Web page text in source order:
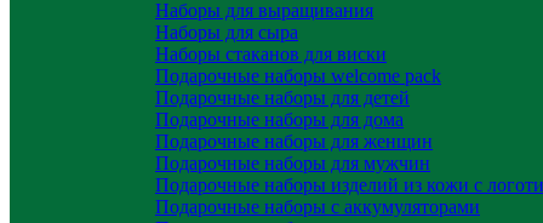
Наборы для выращивания
Наборы для сыра
Наборы стаканов для виски
Подарочные наборы welcome pack
Подарочные наборы для детей
Подарочные наборы для дома
Подарочные наборы для женщин
Подарочные наборы для мужчин
Подарочные наборы изделий из кожи с
Подарочные наборы с аккумуляторами